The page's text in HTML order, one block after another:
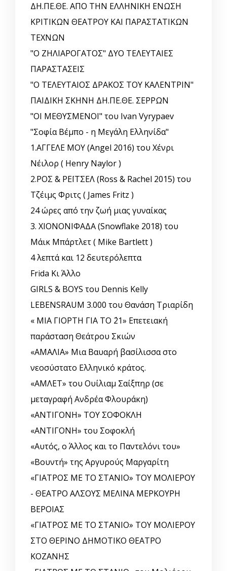
ΔΗ.ΠΕ.ΘΕ. ΑΠΟ ΤΗΝ ΕΛΛΗΝΙΚΗ EΝΩΣΗ
ΚΡΙΤΙΚΩΝ ΘΕΑΤΡΟΥ ΚΑΙ ΠΑΡΑΣΤΑΤΙΚΩΝ
ΤΕΧΝΩΝ
"Ο ΖΗΛΙΑΡΟΓΑΤΟΣ" ΔΥΟ ΤΕΛΕΥΤΑΙΕΣ
ΠΑΡΑΣΤΑΣΕΙΣ
"Ο ΤΕΛΕΥΤΑΙΟΣ ΔΡΑΚΟΣ ΤΟΥ ΚΑΛΕΝΤΡΙΝ"
ΠΑΙΔΙΚΗ ΣΚΗΝΗ ΔΗ.ΠΕ.ΘΕ. ΣΕΡΡΩΝ
"ΟΙ ΜΕΘΥΣΜΕΝΟΙ" του Ivan Vyrypaev
"Σοφία Βέμπο - η Μεγάλη Ελληνίδα"
1.ΑΓΓΕΛΕ ΜΟΥ (Angel 2016) του Χένρι
Νέιλορ ( Henry Naylor )
2.ΡΟΣ & ΡΕΪΤΣΕΛ (Ross & Rachel 2015) του
Τζέιμς Φριτς ( James Fritz )
24 ώρες από την ζωή μιας γυναίκας
3. ΧΙΟΝΟΝΙΦΑΔΑ (Snowflake 2018) του
Μάικ Μπάρτλετ ( Mike Bartlett )
4 λεπτά και 12 δευτερόλεπτα
Frida Κι Άλλο
GIRLS & BOYS του Dennis Kelly
LEBENSRAUM 3.000 του Θανάση Τριαρίδη
« ΜΙΑ ΓΙΟΡΤΗ ΓΙΑ ΤΟ ΄21» Επετειακή
παράσταση Θεάτρου Σκιών
«ΑΜΑΛΙΑ» Μια Βαυαρή βασίλισσα στο
νεοσύστατο Ελληνικό κράτος.
«ΑΜΛΕΤ» του Ουίλιαμ Σαίξπηρ (σε
μεταγραφή Ανδρέα Φλουράκη)
«ΑΝΤΙΓΟΝΗ» ΤΟΥ ΣΟΦΟΚΛΗ
«ΑΝΤΙΓΟΝΗ» του Σοφοκλή
«Αυτός, o Άλλος και το Παντελόνι του»
«Βουντή» της Αργυρούς Μαργαρίτη
«ΓΙΑΤΡΟΣ ΜΕ ΤΟ ΣΤΑΝΙΟ» ΤΟΥ ΜΟΛΙΕΡΟΥ
- ΘΕΑΤΡΟ ΑΛΣΟΥΣ ΜΕΛΙΝΑ ΜΕΡΚΟΥΡΗ
ΒΕΡΟΙΑΣ
«ΓΙΑΤΡΟΣ ΜΕ ΤΟ ΣΤΑΝΙΟ» ΤΟΥ ΜΟΛΙΕΡΟΥ
ΣΤΟ ΘΕΡΙΝΟ ΔΗΜΟΤΙΚΟ ΘΕΑΤΡΟ
ΚΟΖΑΝΗΣ